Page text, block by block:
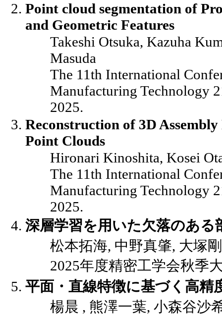
Point cloud segmentation of
and Geometric Features
Takeshi Otsuka, Kazuha
Masuda
The 11th International
Manufacturing Technology
2025.
Reconstruction of 3D
Point Clouds
Hironari Kinoshita, Kosei
The 11th International
Manufacturing Technology
2025.
深層学習を用いた欠落のある
松本拓海, 中野真肇, 大塚
2025年度精密工学会秋季
平面・直線特徴に基づく高
楊晨 , 熊澤一葉, 小森谷